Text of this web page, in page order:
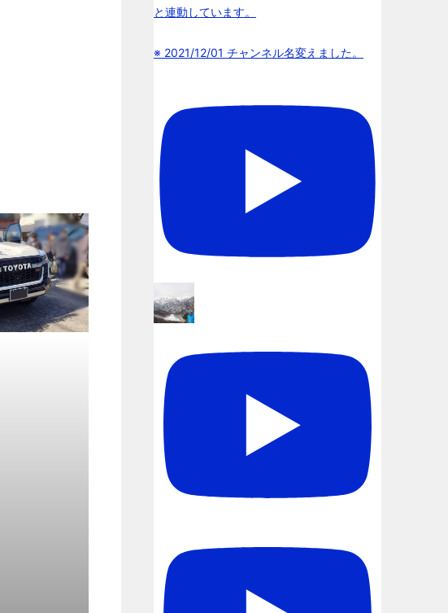
と連動しています。
※ 2021/12/01 チャンネル名変えました。